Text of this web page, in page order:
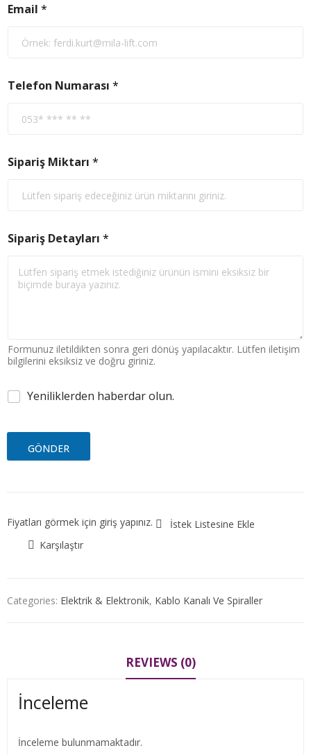
Email *
Telefon Numarası *
Sipariş Miktarı *
Sipariş Detayları *
Formunuz iletildikten sonra geri dönüş yapılacaktır. Lütfen iletişim
bilgilerini eksiksiz ve doğru giriniz.
Yeniliklerden haberdar olun.
GÖNDER
Fiyatları görmek için giriş yapınız.
İstek Listesine Ekle
Karşılaştır
Categories: Elektrik & Elektronik, Kablo Kanalı Ve Spiraller
REVIEWS (0)
İnceleme
İnceleme bulunmamaktadır.